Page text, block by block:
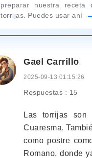
preparar nuestra receta
torrijas. Puedes usar aní
Gael Carrillo
2025-09-13 01:15:26
Respuestas : 15
Las torrijas
Cuaresma.
como postre
Romano, donde